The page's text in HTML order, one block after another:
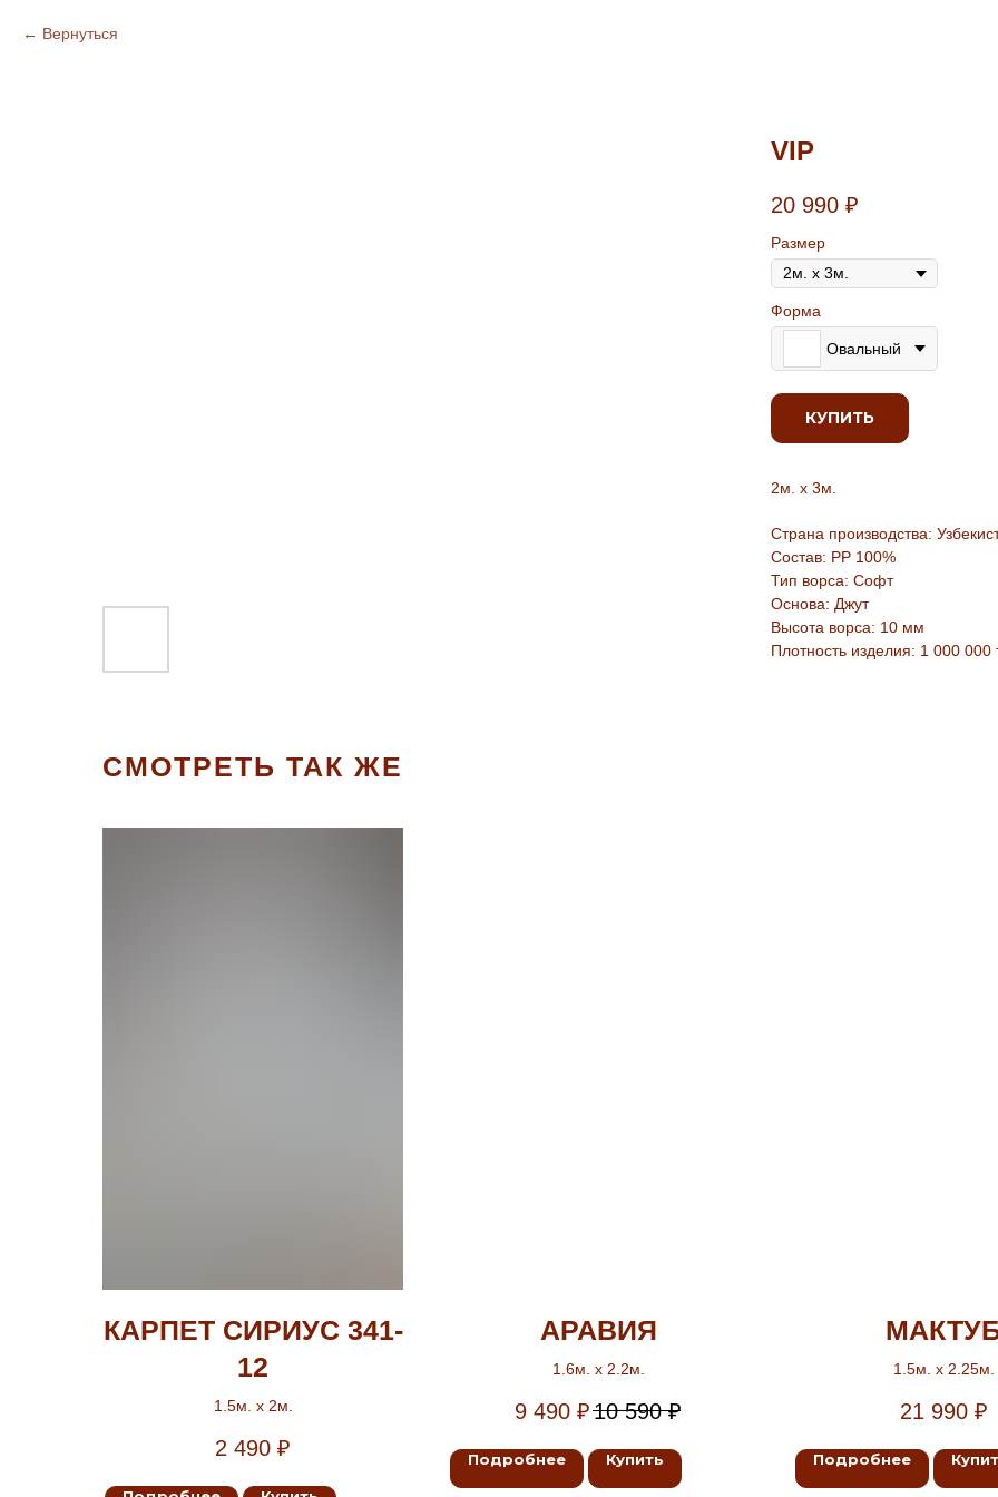
Вернуться
VIP
20 990 ₽
Размер
Форма
Овальный
КУПИТЬ
2м. х 3м.
Страна производства:
Состав: PP 100%
Тип ворса: Софт
Основа: Джут
Высота ворса: 10 мм
Плотность изделия: 1 000 000
СМОТРЕТЬ ТАК ЖЕ
КАРПЕТ СИРИУС 341-
12
1.5м. х 2м.
2 490 ₽
АРАВИЯ
1.6м. х 2.2м.
9 490 ₽10 590 ₽
Подробнее Купить
1.5м. х 2.25м.
21 990 ₽
Подробнее